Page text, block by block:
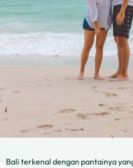
Bali terkenal dengan pantainya